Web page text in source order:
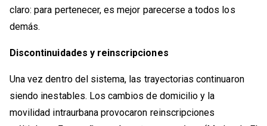
claro: para pertenecer, es mejor parecerse a todos los
demás.
Discontinuidades y reinscripciones
Una vez dentro del sistema, las trayectorias continuaron
siendo inestables. Los cambios de domicilio y la
movilidad intraurbana provocaron reinscripciones